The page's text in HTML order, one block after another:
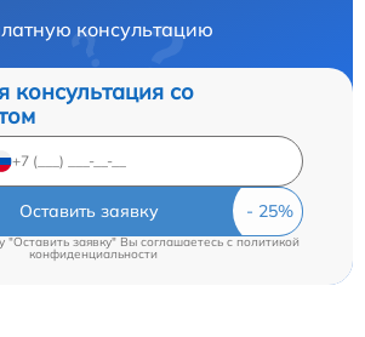
консультацию
консультация со
Оставить заявку
"Оставить заявку" Вы соглашаетесь cполитикой
конфиденциальности